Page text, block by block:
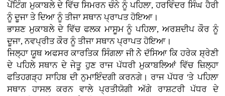
ਪੇਂਟਿੰਗ ਮੁਕਾਬਲੇ ਦੇ ਵਿੱਚ ਸਿਮਰਨ ਚੰਨੇ ਨੂੰ ਪਹਿਲਾ, ਹਰਵਿੰਦਰ ਸਿੰਘ ਹੈਰੀ
ਨੂੰ ਦੂਜਾ ਤੇ ਦਿਆ ਨੂੰ ਤੀਜਾ ਸਥਾਨ ਪ੍ਰਾਪਤ ਹੋਇਆ।
ਭਾਸ਼ਣ ਮੁਕਾਬਲੇ ਦੇ ਵਿੱਚ ਫਲਕ ਮਾਸੂਮ ਨੂੰ ਪਹਿਲਾ, ਅਰਸ਼ਦੀਪ ਕੌਰ ਨੂੰ
ਦੂਜਾ, ਨਵਪ੍ਰੀਤ ਕੌਰ ਨੂੰ ਤੀਜਾ ਸਥਾਨ ਪ੍ਰਾਪਤ ਹੋਇਆ।
ਜਿਲ੍ਹਾ ਯੂਥ ਅਫਸਰ ਕਾਰਤਿਕ ਸਿੰਗਲਾ ਜੀ ਨੇੇ ਦੱਸਿਆ ਕਿ ਹਰੇਕ ਸ਼੍ਰੇਣੀ
ਦੇ ਪਹਿਲੇ ਸਥਾਨ ਦੇ ਜੇਤੂ ਹੁਣ ਰਾਜ ਪੱਧਰੀ ਮੁਕਾਬਲਿਆਂ ਵਿੱਚ ਜ਼ਿਲ੍ਹਾ
ਫਤਿਹਗੜ੍ਹ ਸਾਹਿਬ ਦੀ ਨੁਮਾਇੰਦਗੀ ਕਰਨਗੇ। ਰਾਜ ਪੱਧਰ 'ਤੇ ਪਹਿਲਾ
ਸਥਾਨ ਹਾਸਲ ਕਰਨ ਵਾਲੇ ਪ੍ਰਤੀਯੋਗੀ ਅੱਗੇ ਰਾਸ਼ਟਰੀ ਪੱਧਰ ਦੇ